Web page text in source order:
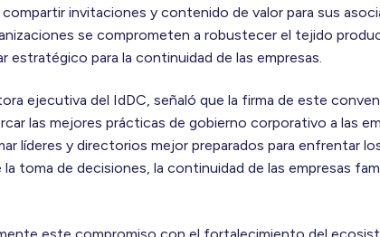
compartir invitaciones y contenido de valor para sus
se comprometen a robustecer el tejido
estratégico para la continuidad de las empresas.
ejecutiva del IdDC, señaló que la firma de este
las mejores prácticas de gobierno corporativo a las
líderes y directorios mejor preparados para enfrentar
toma de decisiones, la continuidad de las empresas
este compromiso con el fortalecimiento del